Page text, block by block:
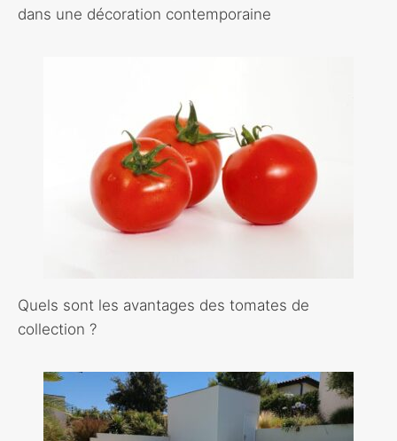
dans une décoration contemporaine
Quels sont les avantages des tomates de
collection ?